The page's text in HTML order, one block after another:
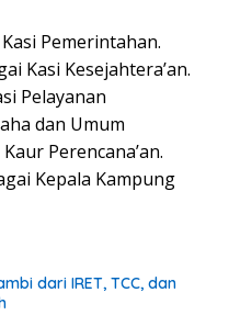
Pemerintahan.
Kasi Kesejahtera’an.
Pelayanan
dan Umum
Perencana’an.
Kepala Kampung
dari IRET, TCC, dan